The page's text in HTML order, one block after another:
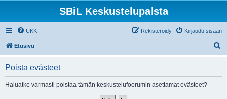
SBiL Keskustelupalsta
UKK Kirjaudu sisään
Rekisteröidy
Etusivu
Poista evästeet
Haluatko varmasti poistaa tämän keskustelufoorumin asettamat evästeet?